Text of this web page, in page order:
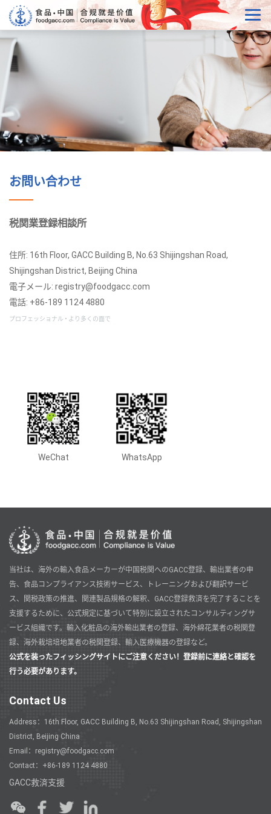
お問い合わせ
税関業登録相談所
住所: 16th Floor, GACC Building B, No.63 Shijingshan Road,
Shijingshan District, Beijing China
電子メール: registry@foodgacc.com
電話: +86-189 1124 4880
プロフェッショナル • より多くの面で
WeChat WhatsApp
当社は、海外の輸入食品メーカーが中国税関へのGACC登録、輸出業者の申
告、食品コンプライアンス技術サービス、トレーニングおよび翻訳サービ
ス、関税政策の推進、関連製品規格の解釈、GACC登録救済を完了することを
支援するために、公式規定に基づいて特別に設立されたコンサルティングサ
ービス組織です。輸入化粧品の海外輸出業者の登録、海外綿花業者の税関登
録、海外栽培培地業者の税関登録、輸入医療機器の登録など。
公式を装ったフィッシングサイトにご注意ください！登録前に連絡と確認を
行う必要があります。
Contact Us
Address：16th Floor, GACC Building B, No.63 Shijingshan Road, Shijingshan
District, Beijing China
Email：registry@foodgacc.com
Contact：+86-189 1124 4880
GACC救済支援